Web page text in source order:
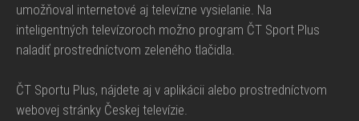
umožňoval internetové aj televízne vysielanie. Na
inteligentných televízoroch možno program ČT Sport Plus
naladiť prostredníctvom zeleného tlačidla.
ČT Sportu Plus, nájdete aj v aplikácii alebo prostredníctvom
webovej stránky Českej televízie.